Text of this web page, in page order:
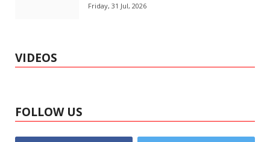
Friday, 31 Jul, 2026
VIDEOS
FOLLOW US